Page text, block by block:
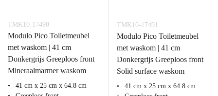
TMK10-17490
Modulo Pico Toiletmeubel
met waskom | 41 cm
Donkergrijs Greeploos front
Mineraalmarmer waskom
41 cm x 25 cm x 64.8 cm
TMK10-17491
Modulo Pico Toiletmeubel
met waskom | 41 cm
Donkergrijs Greeploos front
Solid surface waskom
41 cm x 25 cm x 64.8 cm